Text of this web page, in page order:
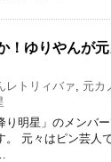
！ゆりやんが
レトリィバァ 元カ
明星」のメンバ
。 元々はピン芸人